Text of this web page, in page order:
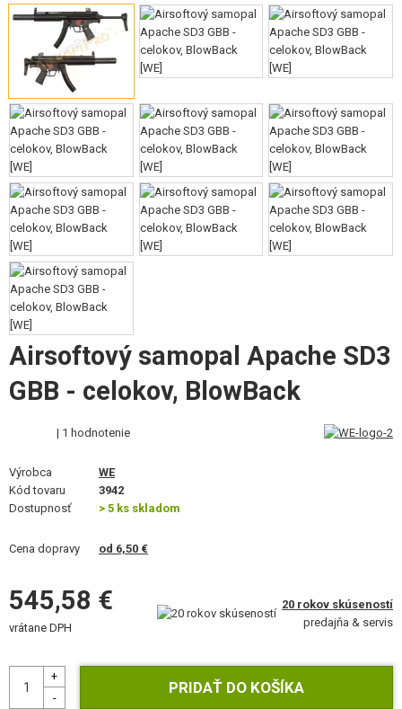
VÝSTROJ, UNIFORMY, PÚZDRA
MASKOVANIE, FARBY, PÁSKY
VYSIELAČKY, HEADSETY, KAMERY
DOPLNKY K ZBRANIAM, POPRUHY
NÁHRADNÉ DIELY ZBRANÍ, UPGRADE
SERVIS A ÚDRŽBA ZBRANÍ
SEBAOBRANA, VÝCVIK, NOŽE
TERČE, STRELNICE
OUTDOOR A BUSHCRAFT
POŠKODENÝ, POUŽITÝ TOVAR
KONTAKT
Airsoftový samopal Apache SD3
GBB - celokov, BlowBack
| 1 hodnotenie
Výrobca
WE
Kód tovaru
3942
Dostupnosť
> 5 ks skladom
Cena dopravy od 6,50 €
545,58 €
vrátane DPH
20 rokov skúseností
predajňa & servis